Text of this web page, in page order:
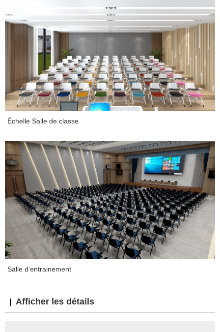
Échelle Salle de classe
Salle d'entrainement
Afficher les détails